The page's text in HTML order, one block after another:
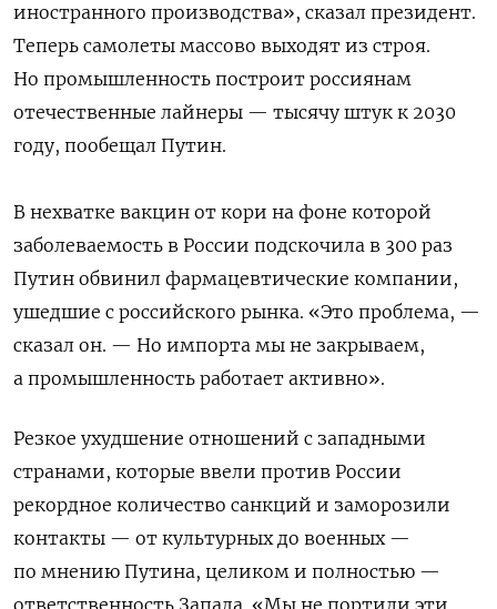
иностранного производства», сказал президент.
Теперь самолеты массово выходят из строя.
Но промышленность построит россиянам
отечественные лайнеры — тысячу штук к 2030
году, пообещал Путин.
В нехватке вакцин от кори на фоне которой
заболеваемость в России подскочила в 300 раз
Путин обвинил фармацевтические компании,
ушедшие с российского рынка. «Это проблема, —
сказал он. — Но импорта мы не закрываем,
а промышленность работает активно».
Резкое ухудшение отношений с западными
странами, которые ввели против России
рекордное количество санкций и заморозили
контакты — от культурных до военных —
по мнению Путина, целиком и полностью —